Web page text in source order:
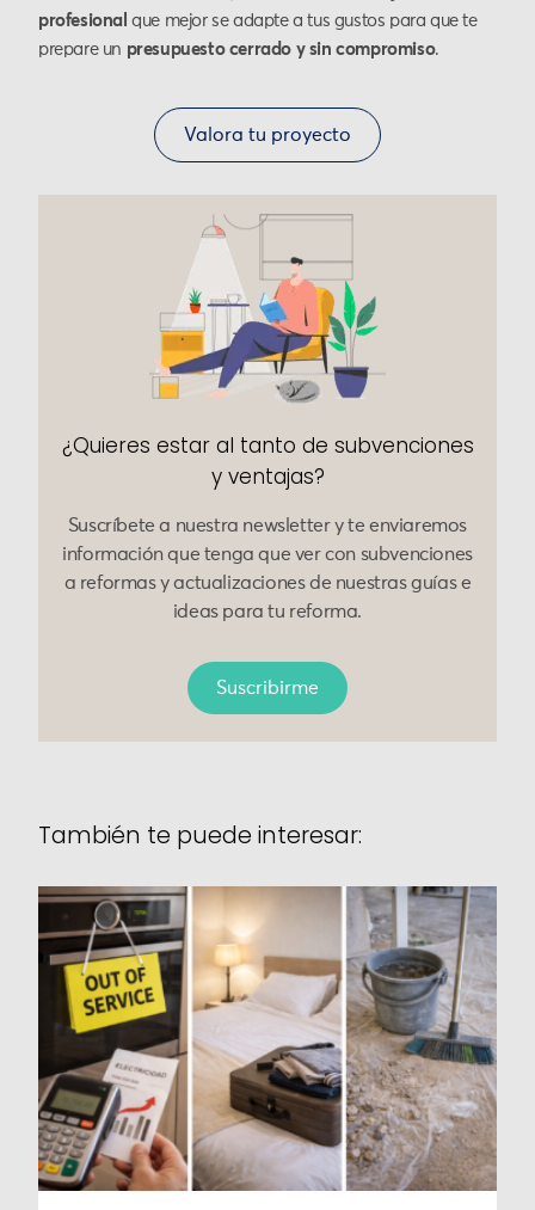
profesional que mejor se adapte a tus gustos para que te
prepare un presupuesto cerrado y sin compromiso.
Valora tu proyecto
¿Quieres estar al tanto de subvenciones
y ventajas?
Suscríbete a nuestra newsletter y te enviaremos
información que tenga que ver con subvenciones
a reformas y actualizaciones de nuestras guías e
ideas para tu reforma.
Suscribirme
También te puede interesar: